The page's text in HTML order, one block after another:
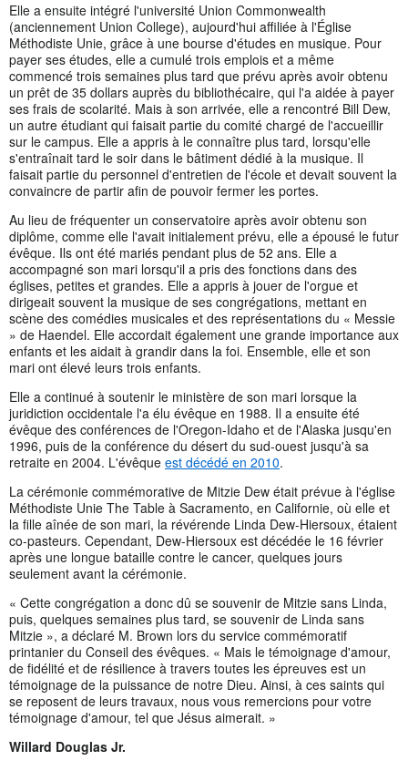
Elle a ensuite intégré l'université Union Commonwealth
(anciennement Union College), aujourd'hui affiliée à l'Église
Méthodiste Unie, grâce à une bourse d'études en musique. Pour
payer ses études, elle a cumulé trois emplois et a même
commencé trois semaines plus tard que prévu après avoir obtenu
un prêt de 35 dollars auprès du bibliothécaire, qui l'a aidée à payer
ses frais de scolarité. Mais à son arrivée, elle a rencontré Bill Dew,
un autre étudiant qui faisait partie du comité chargé de l'accueillir
sur le campus. Elle a appris à le connaître plus tard, lorsqu'elle
s'entraînait tard le soir dans le bâtiment dédié à la musique. Il
faisait partie du personnel d'entretien de l'école et devait souvent la
convaincre de partir afin de pouvoir fermer les portes.
Au lieu de fréquenter un conservatoire après avoir obtenu son
diplôme, comme elle l'avait initialement prévu, elle a épousé le futur
évêque. Ils ont été mariés pendant plus de 52 ans. Elle a
accompagné son mari lorsqu'il a pris des fonctions dans des
églises, petites et grandes. Elle a appris à jouer de l'orgue et
dirigeait souvent la musique de ses congrégations, mettant en
scène des comédies musicales et des représentations du « Messie
» de Haendel. Elle accordait également une grande importance aux
enfants et les aidait à grandir dans la foi. Ensemble, elle et son
mari ont élevé leurs trois enfants.
Elle a continué à soutenir le ministère de son mari lorsque la
juridiction occidentale l'a élu évêque en 1988. Il a ensuite été
évêque des conférences de l'Oregon-Idaho et de l'Alaska jusqu'en
1996, puis de la conférence du désert du sud-ouest jusqu'à sa
retraite en 2004. L'évêque est décédé en 2010.
La cérémonie commémorative de Mitzie Dew était prévue à l'église
Méthodiste Unie The Table à Sacramento, en Californie, où elle et
la fille aînée de son mari, la révérende Linda Dew-Hiersoux, étaient
co-pasteurs. Cependant, Dew-Hiersoux est décédée le 16 février
après une longue bataille contre le cancer, quelques jours
seulement avant la cérémonie.
« Cette congrégation a donc dû se souvenir de Mitzie sans Linda,
puis, quelques semaines plus tard, se souvenir de Linda sans
Mitzie », a déclaré M. Brown lors du service commémoratif
printanier du Conseil des évêques. « Mais le témoignage d'amour,
de fidélité et de résilience à travers toutes les épreuves est un
témoignage de la puissance de notre Dieu. Ainsi, à ces saints qui
se reposent de leurs travaux, nous vous remercions pour votre
témoignage d'amour, tel que Jésus aimerait. »
Willard Douglas Jr.